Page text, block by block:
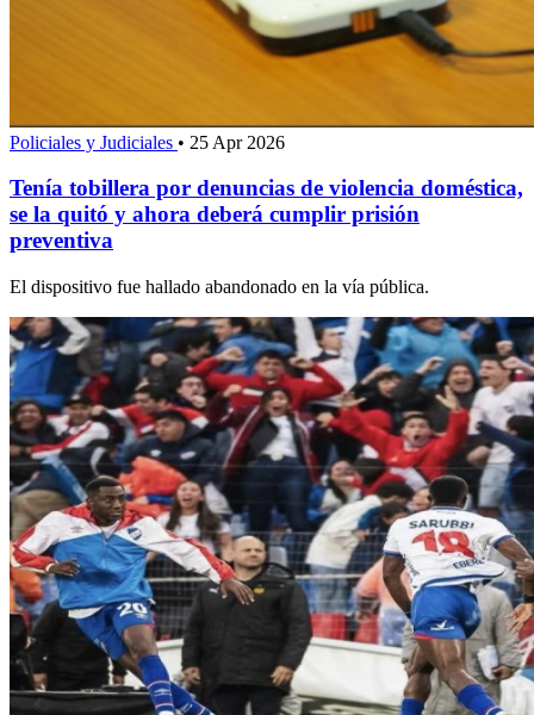
Policiales y Judiciales • 25 Apr 2026
Tenía tobillera por denuncias de violencia doméstica,
se la quitó y ahora deberá cumplir prisión
preventiva
El dispositivo fue hallado abandonado en la vía pública.